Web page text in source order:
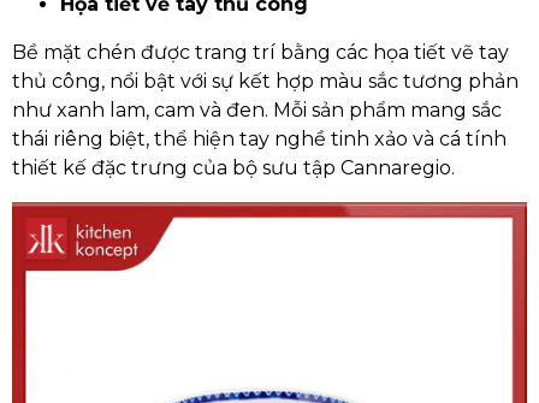
Bề mặt chén được trang trí bằng các họa tiết vẽ tay
thủ công, nổi bật với sự kết hợp màu sắc tương phản
như xanh lam, cam và đen. Mỗi sản phẩm mang sắc
thái riêng biệt, thể hiện tay nghề tinh xảo và cá tính
thiết kế đặc trưng của bộ sưu tập Cannaregio.